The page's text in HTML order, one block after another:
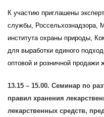
К участию приглашены
службы, Россельхознадзора,
института охраны природы,
для выработки единого
оптовой и розничной продажи
13.15 – 15.00. Семинар по
правил хранения
лекарственных средств,